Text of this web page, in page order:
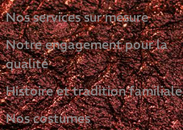
Nos services sur mesure
Notre engagement pour la
qualité
Histoire et tradition familiale
Nos costumes